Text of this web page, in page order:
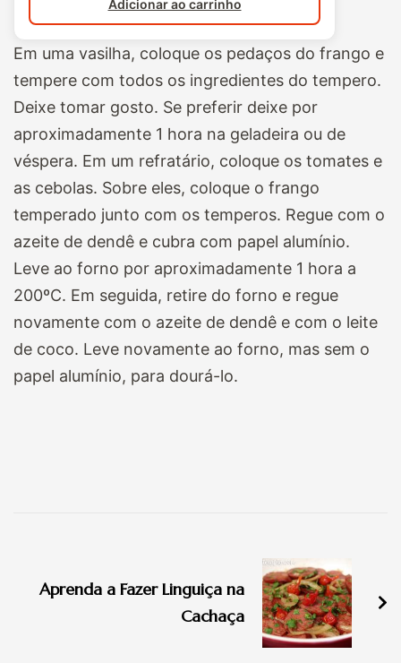
Adicionar ao carrinho
Em uma vasilha, coloque os pedaços do frango e
tempere com todos os ingredientes do tempero.
Deixe tomar gosto. Se preferir deixe por
aproximadamente 1 hora na geladeira ou de
véspera. Em um refratário, coloque os tomates e
as cebolas. Sobre eles, coloque o frango
temperado junto com os temperos. Regue com o
azeite de dendê e cubra com papel alumínio.
Leve ao forno por aproximadamente 1 hora a
200ºC. Em seguida, retire do forno e regue
novamente com o azeite de dendê e com o leite
de coco. Leve novamente ao forno, mas sem o
papel alumínio, para dourá-lo.
post
Aprenda a Fazer Linguiça na
Cachaça